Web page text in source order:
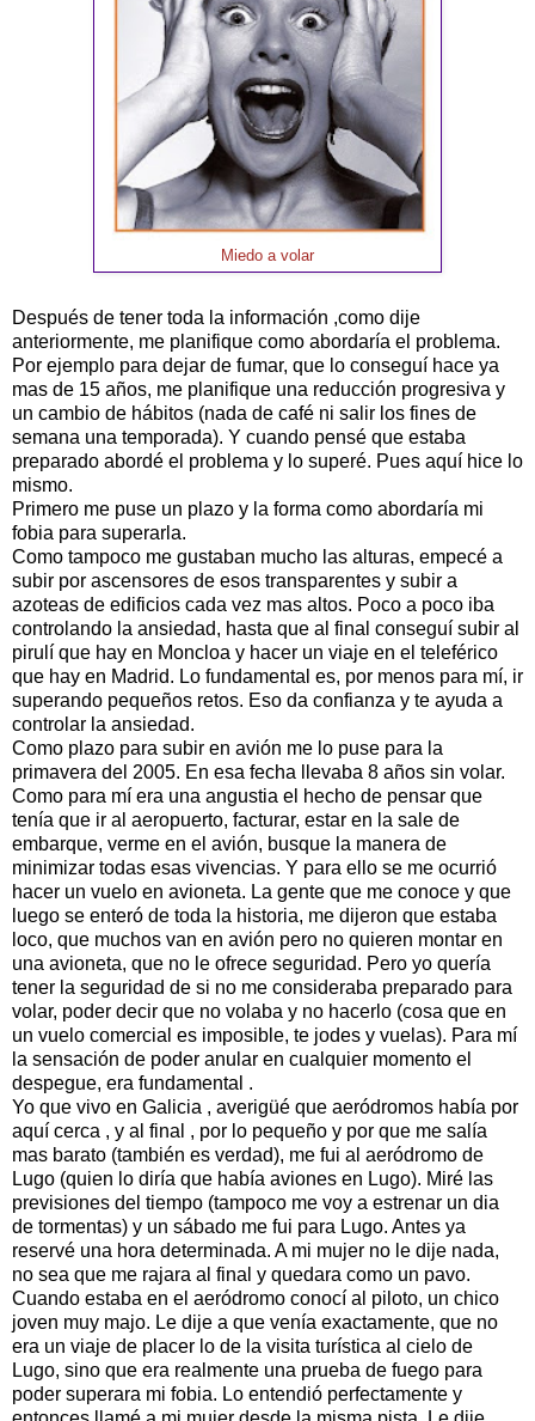
Miedo a volar
Después de tener toda la información ,como dije
anteriormente, me planifique como abordaría el problema.
Por ejemplo para dejar de fumar, que lo conseguí hace ya
mas de 15 años, me planifique una reducción progresiva y
un cambio de hábitos (nada de café ni salir los fines de
semana una temporada). Y cuando pensé que estaba
preparado abordé el problema y lo superé. Pues aquí hice lo
mismo.
Primero me puse un plazo y la forma como abordaría mi
fobia para superarla.
Como tampoco me gustaban mucho las alturas, empecé a
subir por ascensores de esos transparentes y subir a
azoteas de edificios cada vez mas altos. Poco a poco iba
controlando la ansiedad, hasta que al final conseguí subir al
pirulí que hay en Moncloa y hacer un viaje en el teleférico
que hay en Madrid. Lo fundamental es, por menos para mí, ir
superando pequeños retos. Eso da confianza y te ayuda a
controlar la ansiedad.
Como plazo para subir en avión me lo puse para la
primavera del 2005. En esa fecha llevaba 8 años sin volar.
Como para mí era una angustia el hecho de pensar que
tenía que ir al aeropuerto, facturar, estar en la sale de
embarque, verme en el avión, busque la manera de
minimizar todas esas vivencias. Y para ello se me ocurrió
hacer un vuelo en avioneta. La gente que me conoce y que
luego se enteró de toda la historia, me dijeron que estaba
loco, que muchos van en avión pero no quieren montar en
una avioneta, que no le ofrece seguridad. Pero yo quería
tener la seguridad de si no me consideraba preparado para
volar, poder decir que no volaba y no hacerlo (cosa que en
un vuelo comercial es imposible, te jodes y vuelas). Para mí
la sensación de poder anular en cualquier momento el
despegue, era fundamental .
Yo que vivo en Galicia , averigüé que aeródromos había por
aquí cerca , y al final , por lo pequeño y por que me salía
mas barato (también es verdad), me fui al aeródromo de
Lugo (quien lo diría que había aviones en Lugo). Miré las
previsiones del tiempo (tampoco me voy a estrenar un dia
de tormentas) y un sábado me fui para Lugo. Antes ya
reservé una hora determinada. A mi mujer no le dije nada,
no sea que me rajara al final y quedara como un pavo.
Cuando estaba en el aeródromo conocí al piloto, un chico
joven muy majo. Le dije a que venía exactamente, que no
era un viaje de placer lo de la visita turística al cielo de
Lugo, sino que era realmente una prueba de fuego para
poder superara mi fobia. Lo entendió perfectamente y